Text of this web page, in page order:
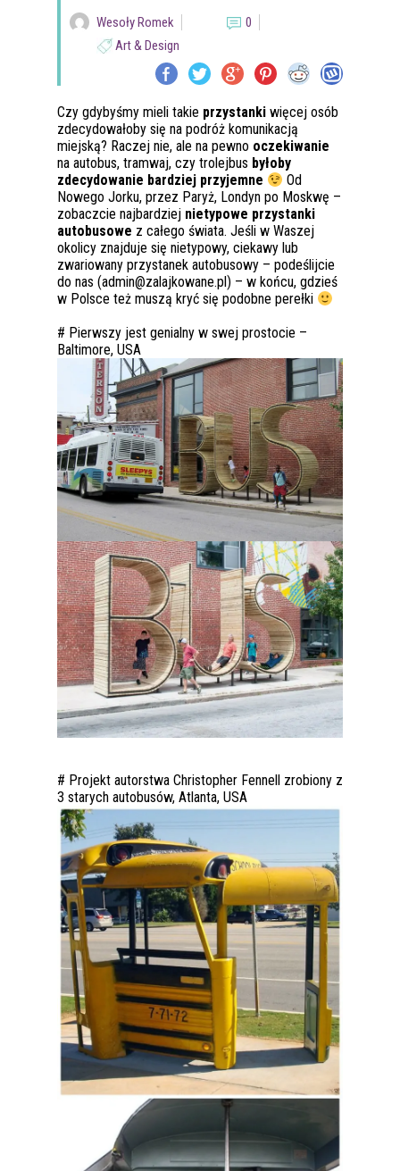
Wesoły Romek
0
Art & Design
Czy gdybyśmy mieli takie przystanki więcej osób
zdecydowałoby się na podróż komunikacją
miejską? Raczej nie, ale na pewno oczekiwanie
na autobus, tramwaj, czy trolejbus byłoby
zdecydowanie bardziej przyjemne
Od
Nowego Jorku, przez Paryż, Londyn po Moskwę –
zobaczcie najbardziej nietypowe przystanki
autobusowe z całego świata. Jeśli w Waszej
okolicy znajduje się nietypowy, ciekawy lub
zwariowany przystanek autobusowy – podeślijcie
do nas (admin@zalajkowane.pl) – w końcu, gdzieś
w Polsce też muszą kryć się podobne perełki
# Pierwszy jest genialny w swej prostocie –
Baltimore, USA
# Projekt autorstwa Christopher Fennell zrobiony z
3 starych autobusów, Atlanta, USA